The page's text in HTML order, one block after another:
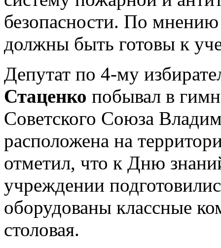
безопасности. По
должны быть готовы к
Депутат по 4-му
Стаценко побывал в
Советского Союза
расположена на
отметил, что к Дню
учреждении
оборудованы классные
столовая.